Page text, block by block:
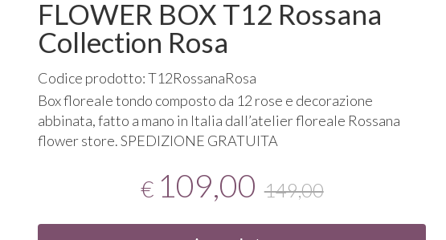
FLOWER BOX T12 Rossana
Collection Rosa
Codice prodotto: T12RossanaRosa
Box floreale tondo composto da 12 rose e decorazione
abbinata, fatto a mano in Italia dall’atelier floreale Rossana
flower store.SPEDIZIONE GRATUITA
€ 109,00 149,00